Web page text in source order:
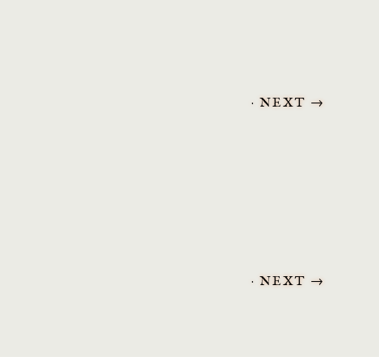
· NEXT →
· NEXT →